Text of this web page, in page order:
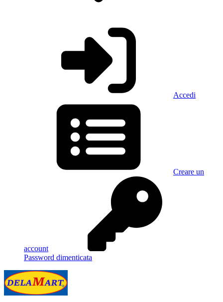
Accedi
Creare un
account
Password dimenticata